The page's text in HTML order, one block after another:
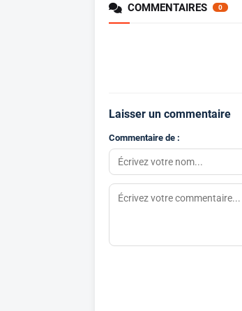
COMMENTAIRES 0
Laisser un commentaire
Commentaire de :